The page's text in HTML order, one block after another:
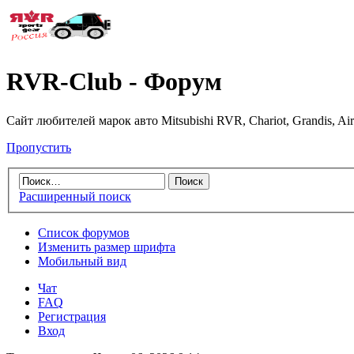
RVR-Club - Форум
Сайт любителей марок авто Mitsubishi RVR, Chariot, Grandis,
Пропустить
Расширенный поиск
Список форумов
Изменить размер шрифта
Мобильный вид
Чат
FAQ
Регистрация
Вход